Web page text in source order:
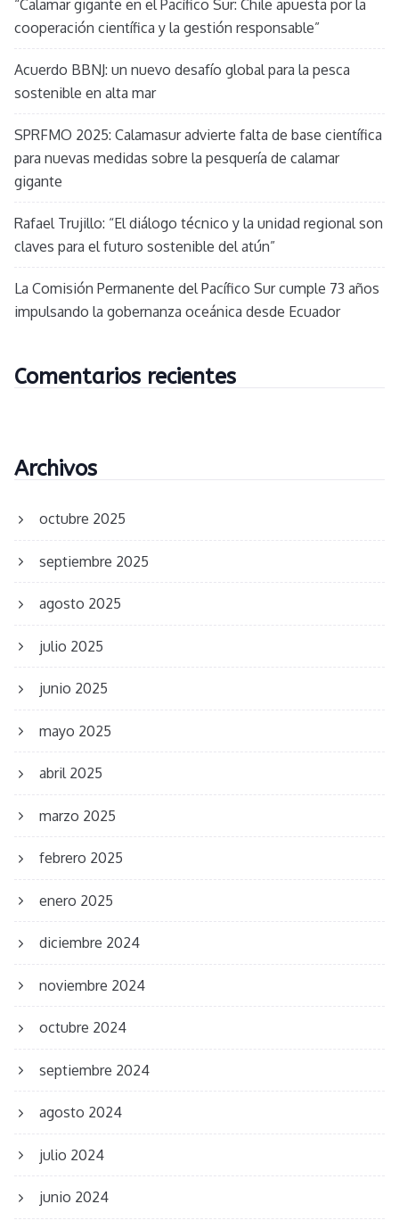
“Calamar gigante en el Pacífico Sur: Chile apuesta por la
cooperación científica y la gestión responsable”
Acuerdo BBNJ: un nuevo desafío global para la pesca
sostenible en alta mar
SPRFMO 2025: Calamasur advierte falta de base científica
para nuevas medidas sobre la pesquería de calamar
gigante
Rafael Trujillo: “El diálogo técnico y la unidad regional son
claves para el futuro sostenible del atún”
La Comisión Permanente del Pacífico Sur cumple 73 años
impulsando la gobernanza oceánica desde Ecuador
Comentarios recientes
Archivos
octubre 2025
septiembre 2025
agosto 2025
julio 2025
junio 2025
mayo 2025
abril 2025
marzo 2025
febrero 2025
enero 2025
diciembre 2024
noviembre 2024
octubre 2024
septiembre 2024
agosto 2024
julio 2024
junio 2024